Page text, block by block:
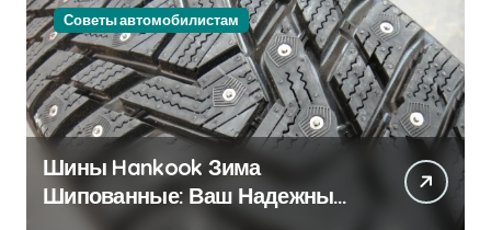
Советы автомобилистам
Шины Hankook Зима
Шипованные: Ваш Надежный
Партнёр на Снежных Дорогах